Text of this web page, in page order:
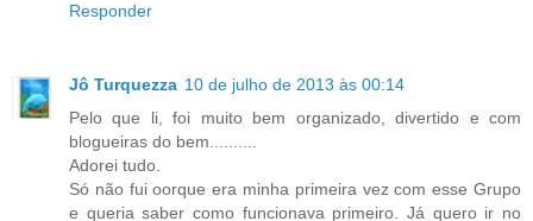
Responder
Jô Turquezza 10 de julho de 2013 às 00:14
Pelo que li, foi muito bem organizado, divertido e com
blogueiras do bem..........
Adorei tudo.
Só não fui oorque era minha primeira vez com esse Grupo
e queria saber como funcionava primeiro. Já quero ir no